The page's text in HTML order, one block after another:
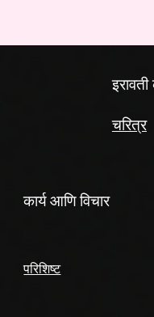
इरावती
चरित्र
कार्य आणि विचार
परिशिष्ट